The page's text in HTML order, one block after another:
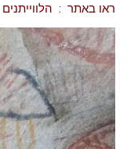
ראו באתר : הלווייתנים